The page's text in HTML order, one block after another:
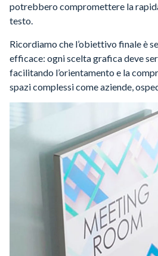
potrebbero compromettere la
testo.
Ricordiamo che l’obiettivo finale è
efficace: ogni scelta grafica deve
facilitando l’orientamento e la
spazi complessi come aziende,